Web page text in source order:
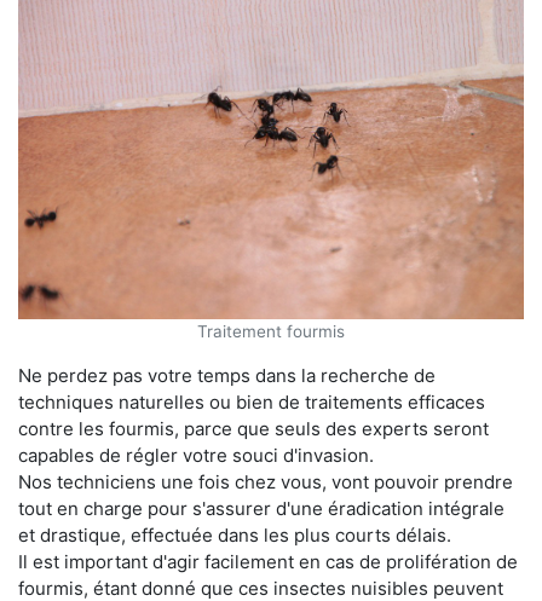
Traitement fourmis
Ne perdez pas votre temps dans la recherche de
techniques naturelles ou bien de traitements efficaces
contre les fourmis, parce que seuls des experts seront
capables de régler votre souci d'invasion.
Nos techniciens une fois chez vous, vont pouvoir prendre
tout en charge pour s'assurer d'une éradication intégrale
et drastique, effectuée dans les plus courts délais.
Il est important d'agir facilement en cas de prolifération de
fourmis, étant donné que ces insectes nuisibles peuvent